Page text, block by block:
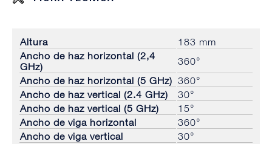
Altura
183 mm
Ancho de haz horizontal (2,4
GHz)
360°
Ancho de haz horizontal (5 GHz) 360°
Ancho de haz vertical (2.4 GHz)
30°
Ancho de haz vertical (5 GHz)
15°
Ancho de viga horizontal
360°
Ancho de viga vertical
30°